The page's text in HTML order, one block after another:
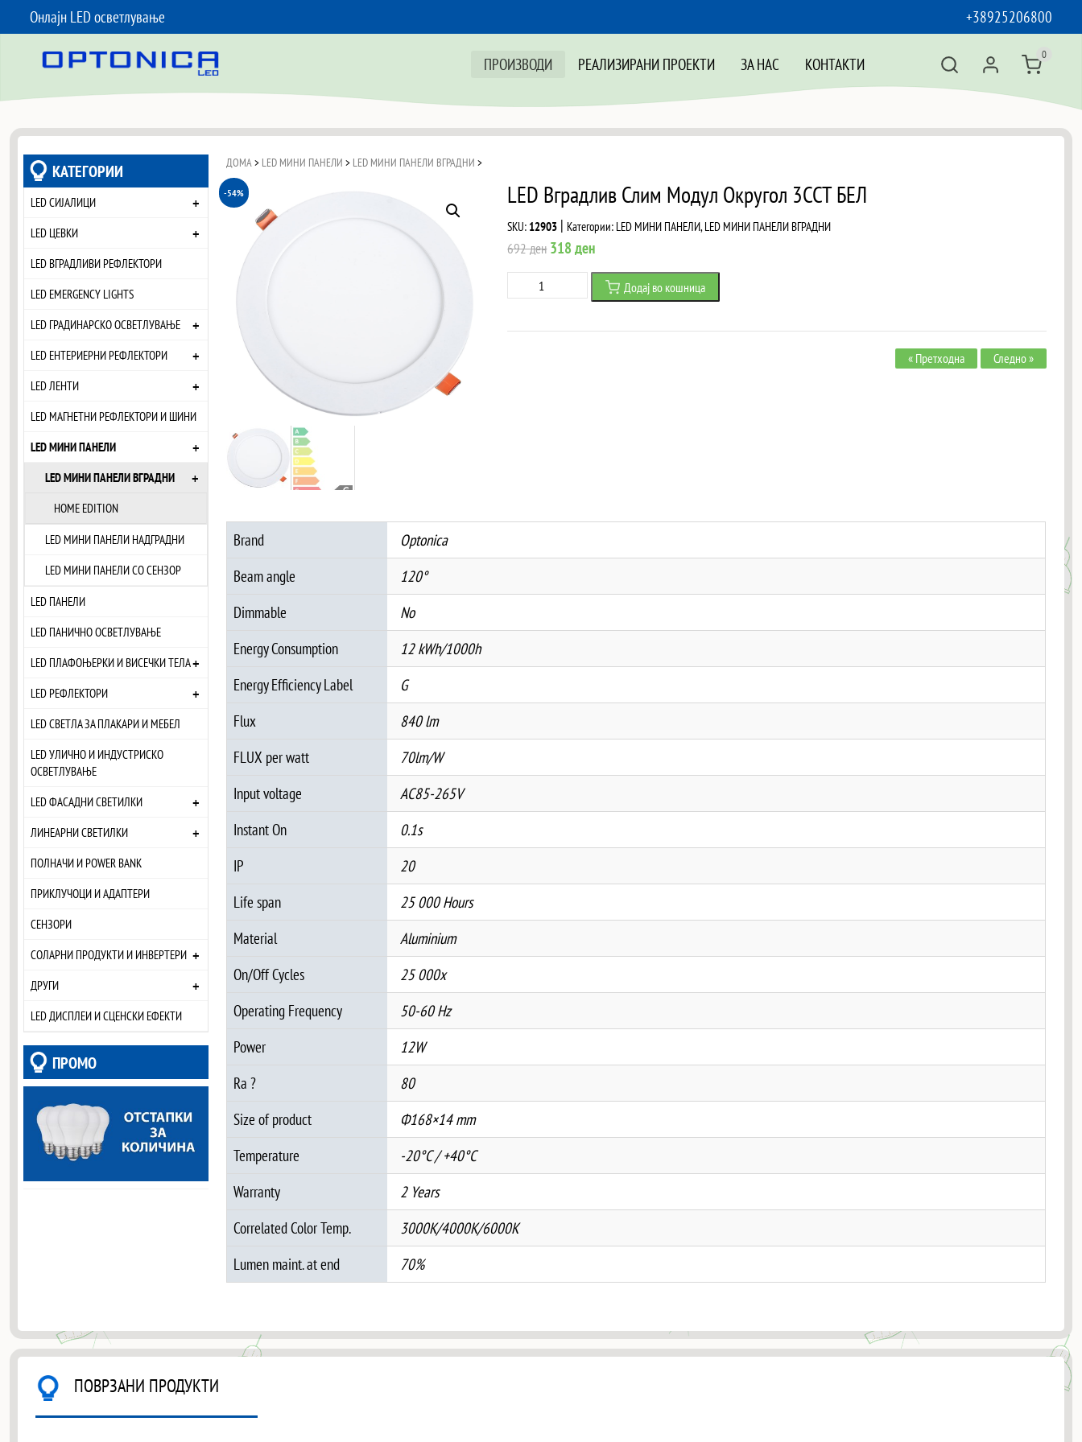
Онлајн LED осветлување
+38925206800
ПРОИЗВОДИ
РЕАЛИЗИРАНИ ПРОЕКТИ ЗА НАС КОНТАКТИ 0
КАТЕГОРИИ
LED СИЈАЛИЦИ +
LED ЦЕВКИ +
LED ВГРАДЛИВИ РЕФЛЕКТОРИ
LED EMERGENCY LIGHTS
LED ГРАДИНАРСКО ОСВЕТЛУВАЊЕ
+
LED ЕНТЕРИЕРНИ РЕФЛЕКТОРИ +
LED ЛЕНТИ +
LED МАГНЕТНИ РЕФЛЕКТОРИ И ШИНИ
LED МИНИ ПАНЕЛИ
LED МИНИ ПАНЕЛИ ВГРАДНИ
HOME EDITION
+
LED МИНИ ПАНЕЛИ НАДГРАДНИ
LED МИНИ ПАНЕЛИ СО СЕНЗОР
+
LED ПАНЕЛИ
LED ПАНИЧНО ОСВЕТЛУВАЊЕ
LED ПЛАФОЊЕРКИ И ВИСЕЧКИ ТЕЛА+
LED РЕФЛЕКТОРИ +
LED СВЕТЛА ЗА ПЛАКАРИ И МЕБЕЛ
LED УЛИЧНО И ИНДУСТРИСКО
ОСВЕТЛУВАЊЕ
LED ФАСАДНИ СВЕТИЛКИ
+
ЛИНЕАРНИ СВЕТИЛКИ +
ПОЛНАЧИ И POWER BANK
ПРИКЛУЧОЦИ И АДАПТЕРИ
СЕНЗОРИ
СОЛАРНИ ПРОДУКТИ И ИНВЕРТЕРИ +
ДРУГИ +
LED ДИСПЛЕИ И СЦЕНСКИ ЕФЕКТИ
ПРОМО
ДОМА > LED МИНИ ПАНЕЛИ > LED МИНИ ПАНЕЛИ ВГРАДНИ >
-54% LED Вградлив Слим Модул Округол 3CCT БЕЛ
SKU: 12903 | Категории: LED МИНИ ПАНЕЛИ,LED МИНИ ПАНЕЛИ ВГРАДНИ
692ден Original
price
318денCurrent
price
Вградлив
Слим
Додај во кошница
« Претходна Следно »
Brand
Optonica
Beam angle
120°
Dimmable
No
Energy Consumption
12 kWh/1000h
Energy Efficiency Label
G
Flux
840 lm
FLUX per watt
70lm/W
Input voltage
AC85-265V
Instant On
0.1s
IP
20
Life span
25 000 Hours
Material
Aluminium
On/Off Cycles
25 000x
Operating Frequency
50-60 Hz
Power
12W
Ra ?
80
Size of product
Ф168×14 mm
Temperature
-20°C / +40°C
Warranty
2 Years
Correlated Color Temp.
3000K/4000K/6000K
Lumen maint. at end
70%
ПОВРЗАНИ ПРОДУКТИ